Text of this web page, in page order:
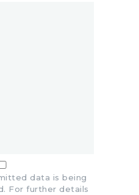
data is being
For further details